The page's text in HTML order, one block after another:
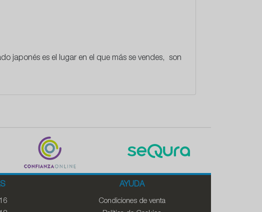
japonés es el lugar en el que más se vendes, son
AYUDA
Condiciones de venta